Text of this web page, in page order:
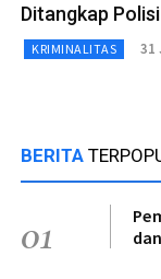
Ditangkap Polisi
KRIMINALITAS 31
BERITA
01